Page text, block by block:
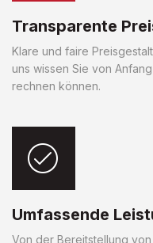
Transparente
Klare und faire
uns wissen Sie von
rechnen können.
Umfassende
Von der Bereitstellung